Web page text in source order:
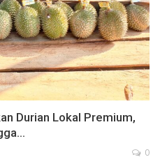
Durian Lokal Premium,
0